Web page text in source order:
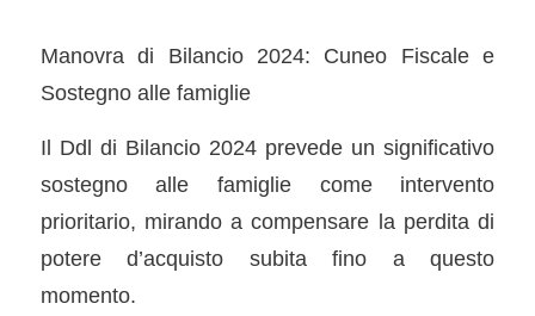
Manovra di Bilancio 2024: Cuneo Fiscale e
Sostegno alle famiglie
Il Ddl di Bilancio 2024 prevede un significativo
sostegno alle famiglie come intervento
prioritario, mirando a compensare la perdita di
potere d’acquisto subita fino a questo
momento.